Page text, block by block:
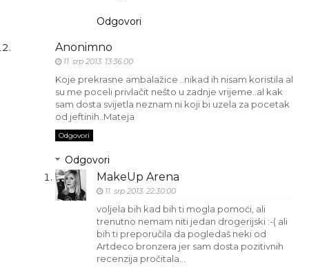
Odgovori
Anonimno
11. srp 2013. 13:36:00
Koje prekrasne ambalažice ..nikad ih nisam koristila al
su me poceli privlačit nešto u zadnje vrijeme..al kak
sam dosta svijetla neznam ni koji bi uzela za pocetak
od jeftinih..Mateja
Odgovori
Odgovori
MakeUp Arena
11. srp 2013. 22:30:00
voljela bih kad bih ti mogla pomoći, ali
trenutno nemam niti jedan drogerijski :-( ali
bih ti preporučila da pogledaš neki od
Artdeco bronzera jer sam dosta pozitivnih
recenzija pročitala...